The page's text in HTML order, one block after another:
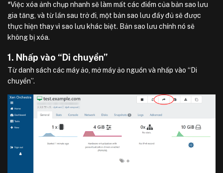
*Việc xóa ảnh chụp nhanh sẽ làm mất các điểm của bản sao lưu
gia tăng, và từ lần sau trở đi, một bản sao lưu đầy đủ sẽ được
thực hiện thay vì sao lưu khác biệt. Bản sao lưu chính nó sẽ
không bị xóa.
1. Nhấp vào “Di chuyển”
Từ danh sách các máy ảo, mở máy ảo nguồn và nhấp vào “Di
chuyển”.